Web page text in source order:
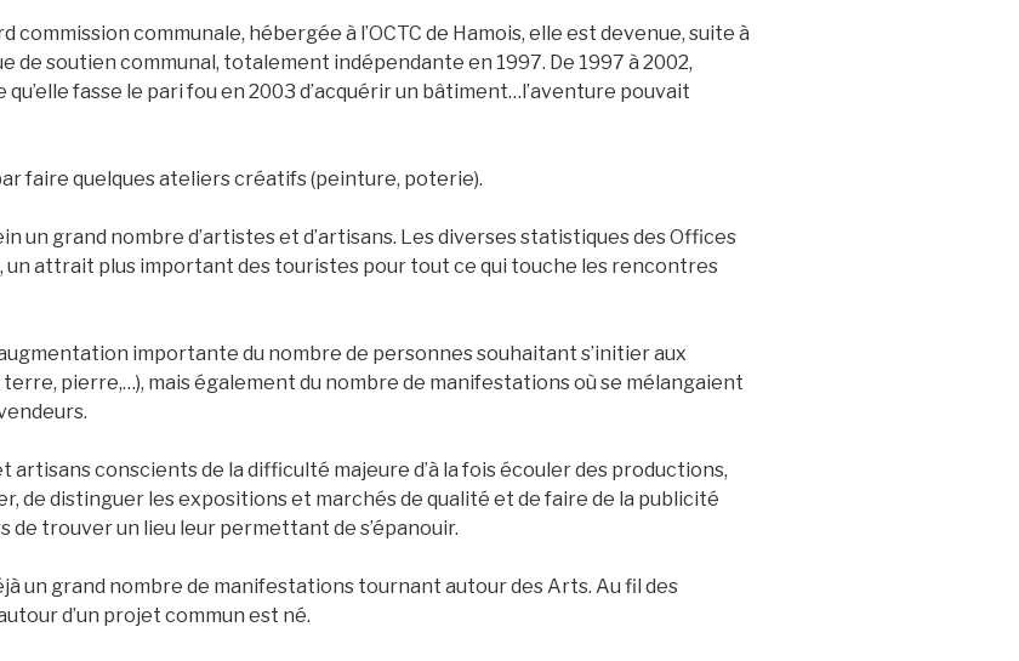
commission communale, hébergée à l’OCTC de Hamois, elle est devenue, suite à
de soutien communal, totalement indépendante en 1997. De 1997 à 2002,
qu’elle fasse le pari fou en 2003 d’acquérir un bâtiment…l’aventure pouvait
faire quelques ateliers créatifs (peinture, poterie).
un grand nombre d’artistes et d’artisans. Les diverses statistiques des Offices
un attrait plus important des touristes pour tout ce qui touche les rencontres
importante du nombre de personnes souhaitant s’initier aux
pierre,…), mais également du nombre de manifestations où se mélangaient
artisans conscients de la difficulté majeure d’à la fois écouler des productions,
de distinguer les expositions et marchés de qualité et de faire de la publicité
trouver un lieu leur permettant de s’épanouir.
un grand nombre de manifestations tournant autour des Arts. Au fil des
d’un projet commun est né.